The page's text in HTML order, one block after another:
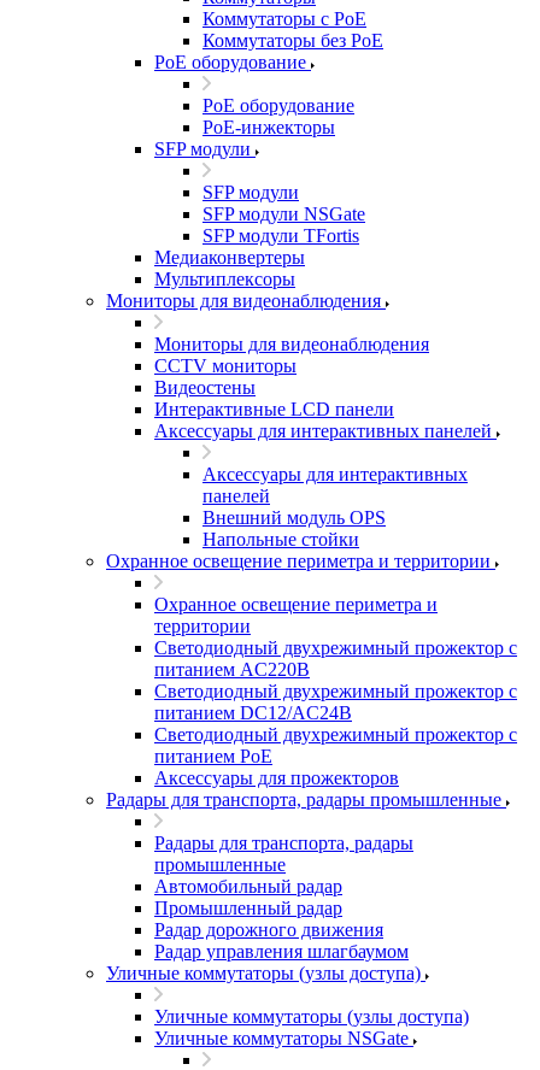
Коммутаторы с PoE
Коммутаторы без PoE
PoE оборудование
PoE оборудование
PoE-инжекторы
SFP модули
SFP модули
SFP модули NSGate
SFP модули TFortis
Медиаконвертеры
Мультиплексоры
Мониторы для видеонаблюдения
Мониторы для видеонаблюдения
CCTV мониторы
Видеостены
Интерактивные LCD панели
Аксессуары для интерактивных панелей
Аксессуары для интерактивных
панелей
Внешний модуль OPS
Напольные стойки
Охранное освещение периметра и территории
Охранное освещение периметра и
территории
Светодиодный двухрежимный прожектор с
питанием AC220В
Светодиодный двухрежимный прожектор с
питанием DC12/AC24В
Светодиодный двухрежимный прожектор с
питанием PoE
Аксессуары для прожекторов
Радары для транспорта, радары промышленные
Радары для транспорта, радары
промышленные
Автомобильный радар
Промышленный радар
Радар дорожного движения
Радар управления шлагбаумом
Уличные коммутаторы (узлы доступа)
Уличные коммутаторы (узлы доступа)
Уличные коммутаторы NSGate